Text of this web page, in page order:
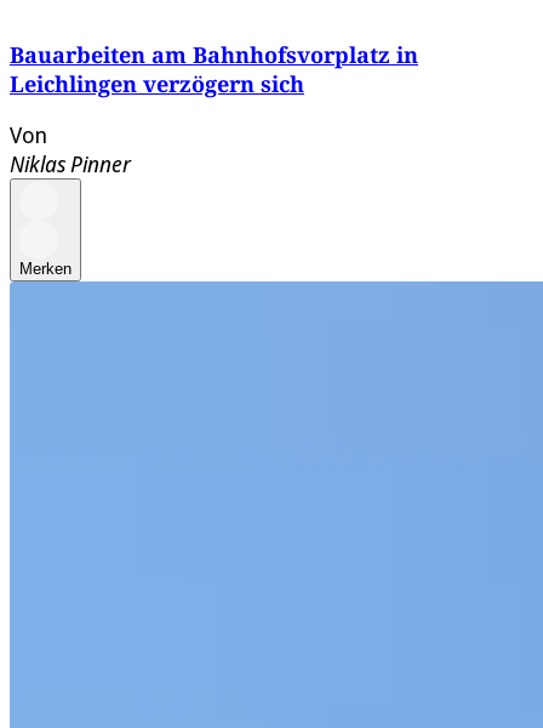
Bauarbeiten am Bahnhofsvorplatz in
Leichlingen verzögern sich
Von
Niklas Pinner
Merken